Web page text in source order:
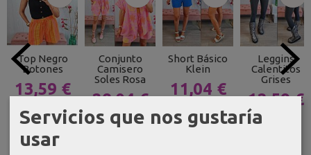
Top Negro
Botones
13,59 €
Conjunto
Camisero
Soles Rosa
28,04 €
32,99 €
Short Básico
Klein
11,04 €
Leggins
Calentitos
Grises
12,59 €
17,99 €
Servicios que nos gustaría
usar